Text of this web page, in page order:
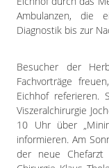
Ambulanzen, die
Diagnostik bis zur
Besucher der
Fachvorträge
Eichhof referieren.
Viszeralchirurgie
10 Uhr über
informieren. Am
der neue Chefarzt